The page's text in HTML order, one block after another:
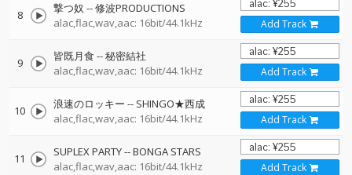
8 撃つ奴 --修波PRODUCTIONS
alac,flac,wav,aac: 16bit/44.1kHz
Add Track
9 皆既月食 --秘密結社
alac,flac,wav,aac: 16bit/44.1kHz
Add Track
10 浪速のロッキー -- SHINGO★西成
alac,flac,wav,aac: 16bit/44.1kHz
Add Track
11 SUPLEX PARTY--BONGA STARS
alac,flac,wav,aac: 16bit/44.1kHz
Add Track